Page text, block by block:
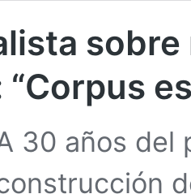
“Corpus
30 años del